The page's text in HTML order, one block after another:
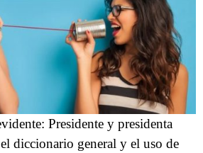
Presidente y presidenta
diccionario general y el uso de